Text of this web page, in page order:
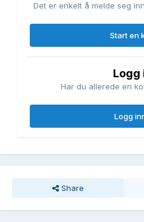
Det er enkelt å melde seg
Start en
Logg
Har du allerede en
Logg
Share